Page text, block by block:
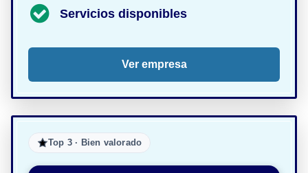
Servicios disponibles
Ver empresa
Top 3 · Bien valorado